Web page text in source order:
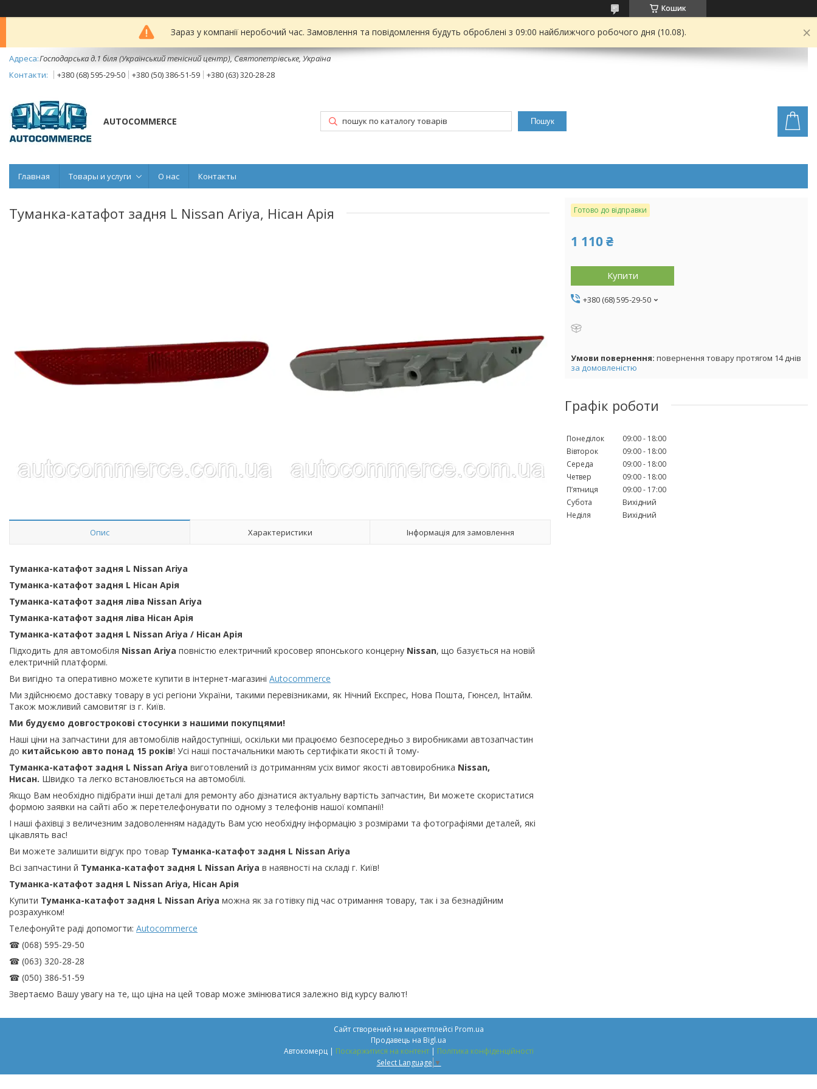
Кошик
Зараз у компанії неробочий час. Замовлення та повідомлення будуть оброблені з 09:00 найближчого робочого дня (10.08).
Господарська д.1 біля (Український тенісний центр), Святопетрівське, Україна
+380 (68) 595-29-50
+380 (50) 386-51-59 +380 (63) 320-28-28
AUTOCOMMERCE Пошук
Главная Товары и услуги О нас Контакты
Туманка-катафот задня L Nissan Ariya, Нісан Арія
Опис Характеристики Інформація для замовлення
Туманка-катафот задня L Nissan Ariya
Туманка-катафот задня L Нісан Арія
Туманка-катафот задня ліва Nissan Ariya
Туманка-катафот задня ліва Нісан Арія
Туманка-катафот задня L Nissan Ariya / Нісан Арія
Підходить для автомобіля Nissan Ariya повністю електричний кросовер японського концерну Nissan, що базується на новій
електричній платформі.
Ви вигідно та оперативно можете купити в інтернет-магазині Autocommerce
Ми здійснюємо доставку товару в усі регіони України, такими перевізниками, як Нічний Експрес, Нова Пошта, Гюнсел, Інтайм.
Також можливий самовитяг із г. Київ.
Ми будуємо довгострокові стосунки з нашими покупцями!
Наші ціни на запчастини для автомобілів найдоступніші, оскільки ми працюємо безпосередньо з виробниками автозапчастин
до китайською авто понад 15 років! Усі наші постачальники мають сертифікати якості й тому-
Туманка-катафот задня L Nissan Ariya виготовлений із дотриманням усіх вимог якості автовиробника Nissan,
Нисан. Швидко та легко встановлюється на автомобілі.
Якщо Вам необхідно підібрати інші деталі для ремонту або дізнатися актуальну вартість запчастин, Ви можете скористатися
формою заявки на сайті або ж перетелефонувати по одному з телефонів нашої компанії!
І наші фахівці з величезним задоволенням нададуть Вам усю необхідну інформацію з розмірами та фотографіями деталей, які
цікавлять вас!
Ви можете залишити відгук про товар Туманка-катафот задня L Nissan Ariya
Всі запчастини й Туманка-катафот задня L Nissan Ariya в наявності на складі г. Київ!
Туманка-катафот задня L Nissan Ariya, Нісан Арія
Купити Туманка-катафот задня L Nissan Ariya можна як за готівку під час отримання товару, так і за безнадійним
розрахунком!
Телефонуйте раді допомогти: Autocommerce
☎ (068) 595-29-50
☎ (063) 320-28-28
☎ (050) 386-51-59
Звертаємо Вашу увагу на те, що ціна на цей товар може змінюватися залежно від курсу валют!
Готово до відправки
1 110 ₴
Купити
+380 (68) 595-29-50
повернення товару протягом 14 днів
за домовленістю
Графік роботи
Понеділок 09:00
18:00
Вівторок
09:00
18:00
Середа
09:00
18:00
Четвер
09:00
18:00
Пʼятниця
09:00
17:00
Субота
Вихідний
Неділя
Вихідний
Сайт створений на маркетплейсі Prom.ua
Продавець на Bigl.ua
Автокомерц | Поскаржитися на контент | Політика конфіденційності
Select Language ▼